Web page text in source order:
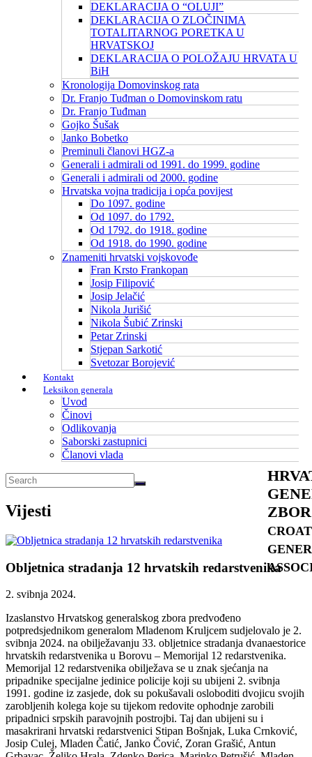
ZBOR
DEKLARACIJA O “OLUJI”
DEKLARACIJA O ZLOČINIMA
TOTALITARNOG PORETKA U
HRVATSKOJ
DEKLARACIJA O POLOŽAJU HRVATA U
BiH
Kronologija Domovinskog rata
Dr. Franjo Tuđman o Domovinskom ratu
Dr. Franjo Tuđman
Gojko Šušak
Janko Bobetko
Preminuli članovi HGZ-a
Generali i admirali od 1991. do 1999. godine
Generali i admirali od 2000. godine
Hrvatska vojna tradicija i opća povijest
Do 1097. godine
Od 1097. do 1792.
Od 1792. do 1918. godine
Od 1918. do 1990. godine
Znameniti hrvatski vojskovođe
Fran Krsto Frankopan
Josip Filipović
Josip Jelačić
Nikola Jurišić
Nikola Šubić Zrinski
Petar Zrinski
Stjepan Sarkotić
Svetozar Borojević
Kontakt
Leksikon generala
Uvod
Činovi
Odlikovanja
Saborski zastupnici
Članovi vlada
Vijesti
Obljetnica stradanja 12 hrvatskih redarstvenika
2. svibnja 2024.
Izaslanstvo Hrvatskog generalskog zbora predvođeno
potpredsjednikom generalom Mladenom Kruljcem sudjelovalo je 2.
svibnja 2024. na obilježavanju 33. obljetnice stradanja dvanaestorice
hrvatskih redarstvenika u Borovu – Memorijal 12 redarstvenika.
Memorijal 12 redarstvenika obilježava se u znak sjećanja na
pripadnike specijalne jedinice policije koji su ubijeni 2. svibnja
1991. godine iz zasjede, dok su pokušavali osloboditi dvojicu svojih
zarobljenih kolega koje su tijekom redovite ophodnje zarobili
pripadnici srpskih paravojnih postrojbi. Taj dan ubijeni su i
masakrirani hrvatski redarstvenici Stipan Bošnjak, Luka Crnković,
Josip Culej, Mladen Čatić, Janko Čović, Zoran Grašić, Antun